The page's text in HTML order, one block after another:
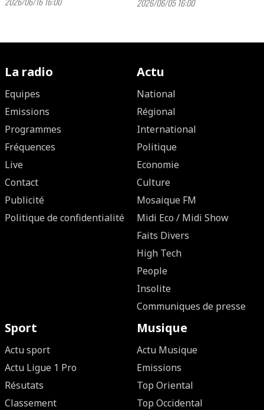
2026/06/05 16:00
La radio
Equipes
Emissions
Programmes
Fréquences
Live
Contact
Publicité
Politique de confidentialité
Actu
National
Régional
International
Politique
Economie
Culture
Mosaique FM
Midi Eco / Midi Show
Faits Divers
High Tech
People
Insolite
Communiques de presse
Sport
Actu sport
Actu Ligue 1 Pro
Résutats
Classement
Musique
Actu Musique
Emissions
Top Oriental
Top Occidental